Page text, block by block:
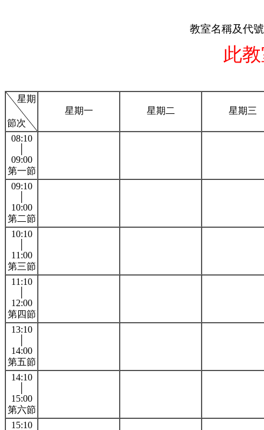
教室名稱及代
此
星期
節次
星期一 星期二 星期三
08:10
09:00
第一節
09:10
10:00
第二節
10:10
11:00
第三節
11:10
12:00
第四節
13:10
14:00
第五節
14:10
15:00
第六節
15:10